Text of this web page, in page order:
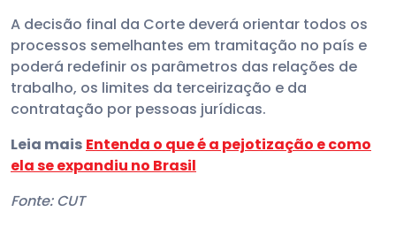
A decisão final da Corte deverá orientar todos os
processos semelhantes em tramitação no país e
poderá redefinir os parâmetros das relações de
trabalho, os limites da terceirização e da
contratação por pessoas jurídicas.
Leia mais Entenda o que é a pejotização e como
ela se expandiu no Brasil
Fonte: CUT